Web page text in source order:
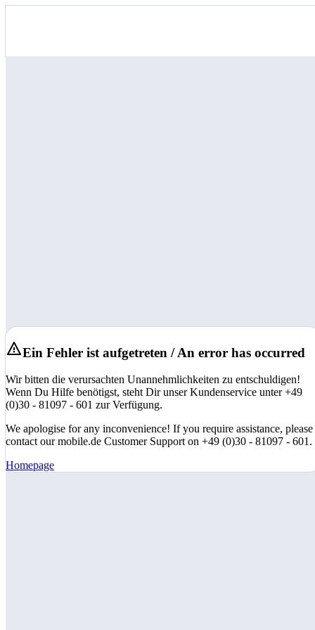
Ein Fehler ist aufgetreten / An error has occurred
Wir bitten die verursachten Unannehmlichkeiten zu entschuldigen!
Wenn Du Hilfe benötigst, steht Dir unser Kundenservice unter +49
(0)30 - 81097 - 601 zur Verfügung.
We apologise for any inconvenience! If you require assistance, please
contact our mobile.de Customer Support on +49 (0)30 - 81097 - 601.
Homepage